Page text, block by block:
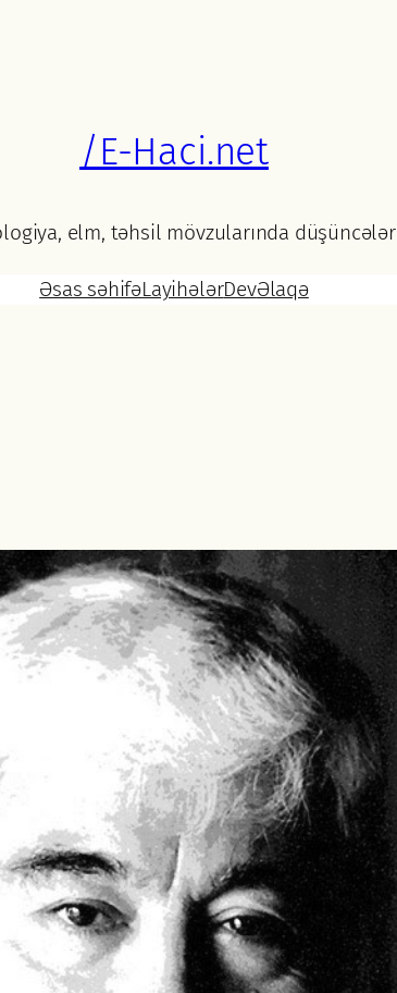
/E-Haci.net
elm, təhsil mövzularında düşüncələr
Əsas səhifəLayihələrDevƏlaqə